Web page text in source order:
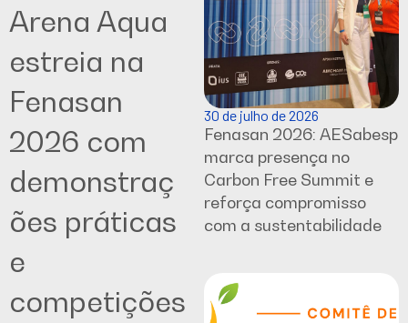
Arena Aqua
estreia na
Fenasan
2026 com
demonstraç
ões práticas
e
competições
30 de julho de 2026
Fenasan 2026: AESabesp
marca presença no
Carbon Free Summit e
reforça compromisso
com a sustentabilidade